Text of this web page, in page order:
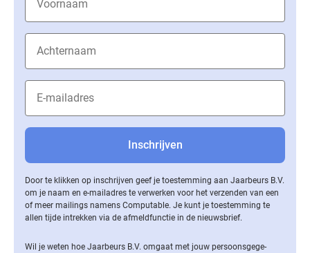
Door te klikken op inschrijven geef je toestemming aan Jaarbeurs B.V.
om je naam en e-mailadres te verwerken voor het verzenden van een
of meer mailings namens Computable. Je kunt je toestemming te
allen tijde intrekken via de af­meld­func­tie in de nieuwsbrief.
Wil je weten hoe Jaarbeurs B.V. omgaat met jouw per­soons­ge­ge­